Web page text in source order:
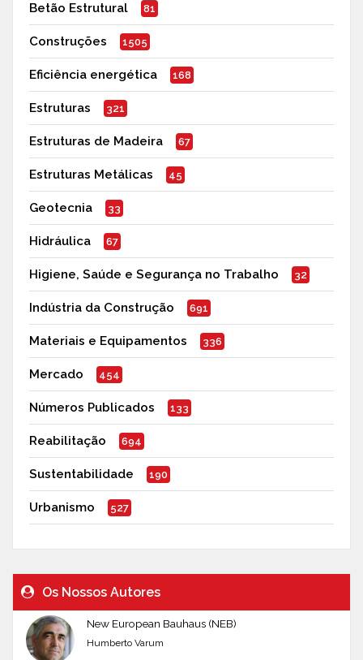
Betão Estrutural 81
Construções 1505
Eficiência energética 168
Estruturas 321
Estruturas de Madeira 67
Estruturas Metálicas 45
Geotecnia 33
Hidráulica 67
Higiene, Saúde e Segurança no Trabalho 32
Indústria da Construção 691
Materiais e Equipamentos 336
Mercado 454
Números Publicados 133
Reabilitação 694
Sustentabilidade 190
Urbanismo 527
Os Nossos Autores
New European Bauhaus (NEB)
Humberto Varum